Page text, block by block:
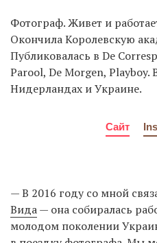
Фотограф. Живет и
Окончила Королевскую
Публиковалась в De
Parool, De Morgen, Playboy.
Нидерландах и Украине.
Сайт
— В 2016 году со мной
Вида— она собиралась
молодом поколении